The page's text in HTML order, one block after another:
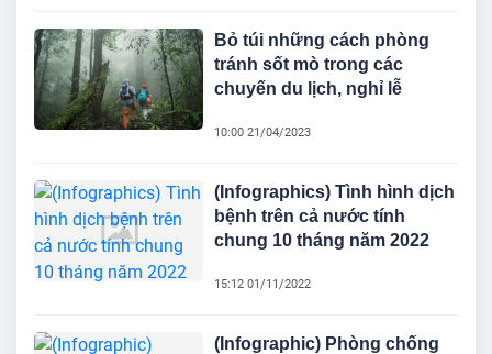
Bỏ túi những cách phòng
tránh sốt mò trong các
chuyến du lịch, nghỉ lễ
10:00 21/04/2023
(Infographics) Tình hình dịch
bệnh trên cả nước tính
chung 10 tháng năm 2022
15:12 01/11/2022
(Infographic) Phòng chống